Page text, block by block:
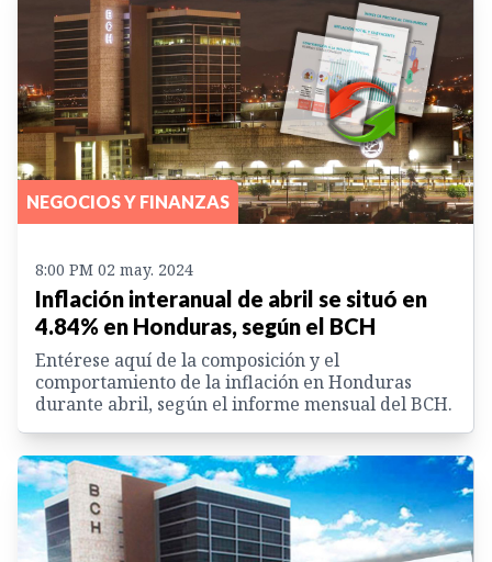
NEGOCIOS Y FINANZAS
8:00 PM 02 may. 2024
Inflación interanual de abril se situó en
4.84% en Honduras, según el BCH
Entérese aquí de la composición y el
comportamiento de la inflación en Honduras
durante abril, según el informe mensual del BCH.